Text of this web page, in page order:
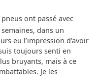
ont passé avec
dans un
eu l’impression d’avoir
toujours senti en
bruyants, mais à ce
Je les